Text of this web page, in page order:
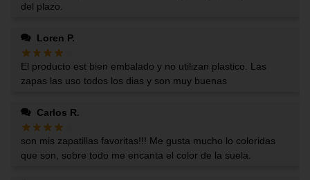
del plazo.
Loren P.
El producto est bien embalado y no utilizan plastico. Las
zapas las uso todos los dias y son muy buenas
Carlos R.
son mis zapatillas favoritas!!! Me gusta mucho lo coloridas
que son, sobre todo me encanta el color de la suela.